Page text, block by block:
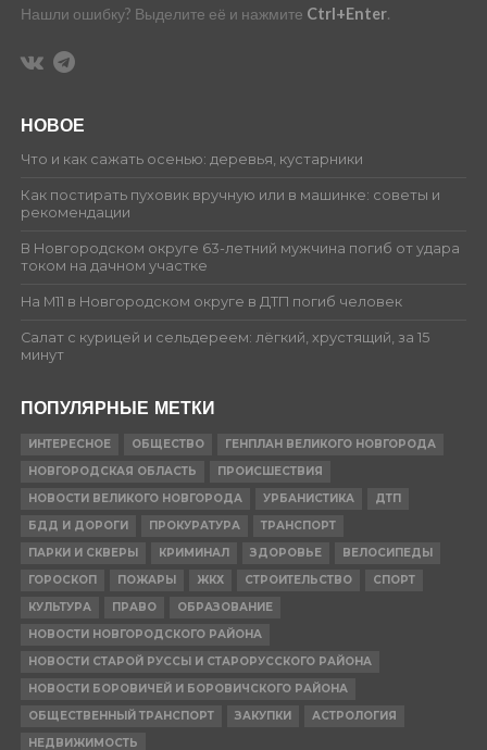
Нашли ошибку? Выделите её и нажмите Ctrl+Enter.
НОВОЕ
Что и как сажать осенью: деревья, кустарники
Как постирать пуховик вручную или в машинке: советы и
рекомендации
В Новгородском округе 63-летний мужчина погиб от удара
током на дачном участке
На М11 в Новгородском округе в ДТП погиб человек
Салат с курицей и сельдереем: лёгкий, хрустящий, за 15
минут
ПОПУЛЯРНЫЕ МЕТКИ
ИНТЕРЕСНОЕ ОБЩЕСТВО
ГЕНПЛАН ВЕЛИКОГО НОВГОРОДА
НОВГОРОДСКАЯ ОБЛАСТЬ
ПРОИСШЕСТВИЯ
НОВОСТИ ВЕЛИКОГО НОВГОРОДА
УРБАНИСТИКА
ДТП
БДД И ДОРОГИ
ПРОКУРАТУРА
ТРАНСПОРТ
ПАРКИ И СКВЕРЫ
КРИМИНАЛ ЗДОРОВЬЕ
ВЕЛОСИПЕДЫ
ГОРОСКОП
ПОЖАРЫ ЖКХ СТРОИТЕЛЬСТВО
СПОРТ
КУЛЬТУРА
ПРАВО
ОБРАЗОВАНИЕ
НОВОСТИ НОВГОРОДСКОГО РАЙОНА
НОВОСТИ СТАРОЙ РУССЫ И СТАРОРУССКОГО РАЙОНА
НОВОСТИ БОРОВИЧЕЙ И БОРОВИЧСКОГО РАЙОНА
ОБЩЕСТВЕННЫЙ ТРАНСПОРТ
ЗАКУПКИ
АСТРОЛОГИЯ
НЕДВИЖИМОСТЬ